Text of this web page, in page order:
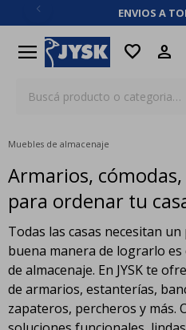
ENVIOS A
menu favorite
Muebles de almacenaje
Armarios,
para ordenar tu
Todas las casas necesitan
buena manera de lograrlo es
de almacenaje. En JYSK te
de armarios, estanterías,
zapateros, percheros y más.
close